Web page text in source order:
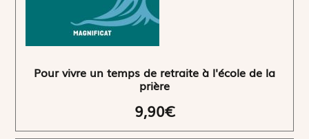
Pour vivre un temps de retraite à l'école de la
prière
9,90€